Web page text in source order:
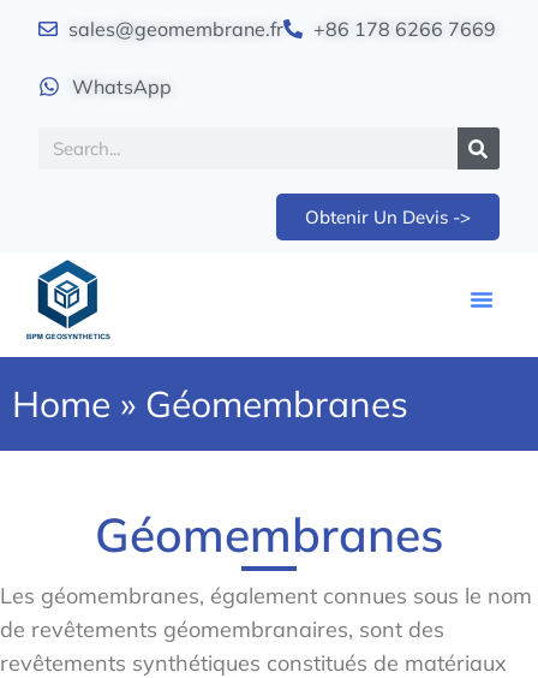
sales@geomembrane.fr +86 178 6266 7669
WhatsApp
Obtenir Un Devis ->
Home » Géomembranes
Géomembranes
Les géomembranes, également connues sous le nom
de revêtements géomembranaires, sont des
revêtements synthétiques constitués de matériaux